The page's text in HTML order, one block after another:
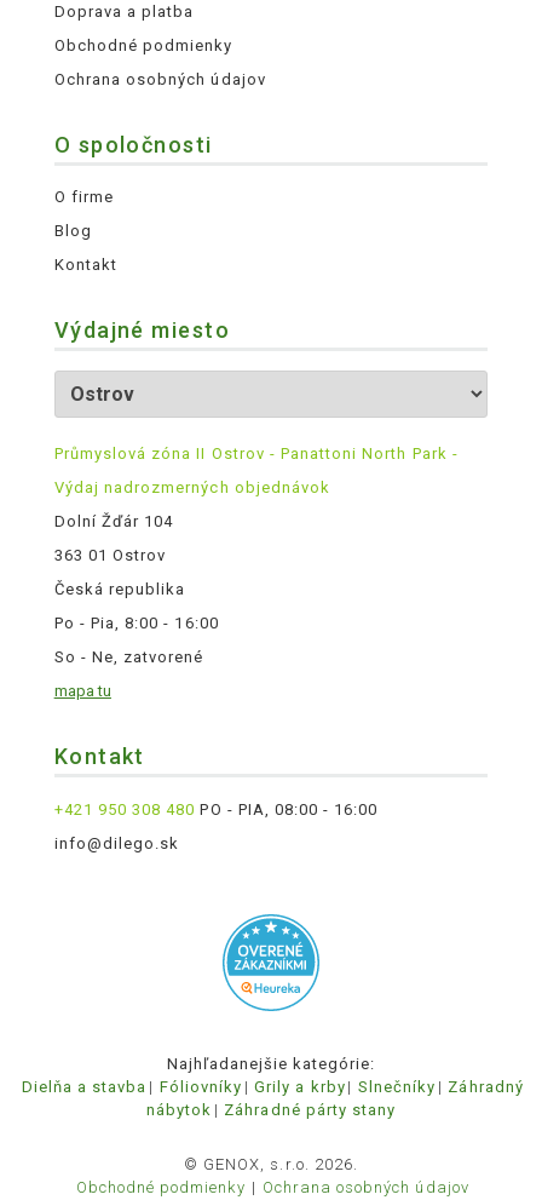
Doprava a platba
Obchodné podmienky
Ochrana osobných údajov
O spoločnosti
O firme
Blog
Kontakt
Výdajné miesto
Průmyslová zóna II Ostrov - Panattoni North Park -
Výdaj nadrozmerných objednávok
Dolní Žďár 104
363 01 Ostrov
Česká republika
Po - Pia, 8:00 - 16:00
So - Ne, zatvorené
mapa tu
Kontakt
+421 950 308 480 PO - PIA, 08:00 - 16:00
info@dilego.sk
Najhľadanejšie kategórie:
Dielňa a stavba
Fóliovníky Grily a krby Slnečníky
Záhradný
nábytok
Záhradné párty stany
© GENOX, s.r.o. 2026.
Obchodné podmienky
Ochrana osobných údajov